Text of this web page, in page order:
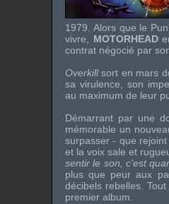
1979. Alors que le
vivre, MOTORHEAD
contrat négocié par
Overkillsort en mars
sa virulence, son
au maximum de leur
Démarrant par une
mémorable un
surpasser - que
et la voix sale et
sentir le son, c'est
plus que peur aux
décibels rebelles.
premier album.